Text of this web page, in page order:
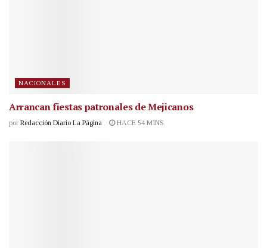
NACIONALES
Arrancan fiestas patronales de Mejicanos
por Redacción Diario La Página HACE 54 MINS